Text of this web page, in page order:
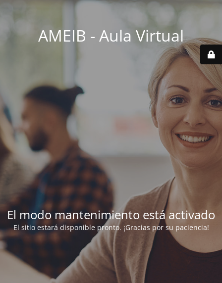
AMEIB - Aula Virtual
El modo mantenimiento está activado
El sitio estará disponible pronto. ¡Gracias por su paciencia!